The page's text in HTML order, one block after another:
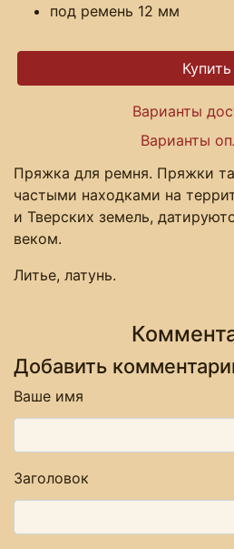
под ремень 12 мм
Варианты
Варианты
Пряжка для ремня. Пряжки
частыми находками на
и Тверских земель,
веком.
Литье, латунь.
Добавить
Ваше имя
Заголовок